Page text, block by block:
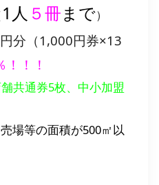
1人 ５冊まで）
分（1,000円券×13
！！
共通券5枚、中小加盟
場等の面積が500㎡以